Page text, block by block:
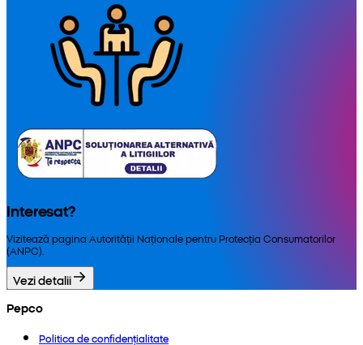
Interesat?
Vizitează pagina Autorității Naționale pentru Protecția Consumatorilor
(ANPC).
Vezi detalii
Pepco
Politica de confidențialitate